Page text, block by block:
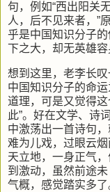
句，例如“西出阳关
人，后不见来者，”
乎是中国知识分子
下之大，却无英雄容
想到这里，老李长
中国知识分子的命
道理，可是又觉得
此”。好在文学、诗
中激荡出一首诗句
难为儿戏，过眼云
天立地，一身正气
到激动，虽然前途
气概，感觉踏实多